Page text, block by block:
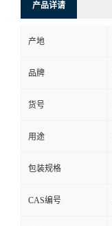
产品详请
产地
品牌
货号
用途
包装规格
CAS编号